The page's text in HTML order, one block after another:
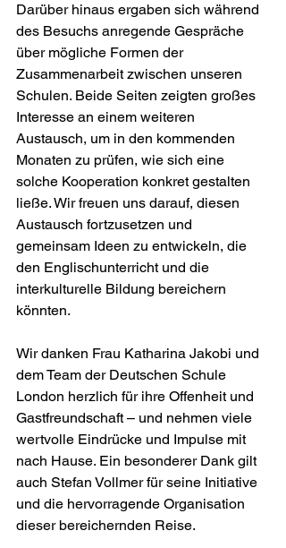
Darüber hinaus ergaben sich während
des Besuchs anregende Gespräche
über mögliche Formen der
Zusammenarbeit zwischen unseren
Schulen. Beide Seiten zeigten großes
Interesse an einem weiteren
Austausch, um in den kommenden
Monaten zu prüfen, wie sich eine
solche Kooperation konkret gestalten
ließe. Wir freuen uns darauf, diesen
Austausch fortzusetzen und
gemeinsam Ideen zu entwickeln, die
den Englischunterricht und die
interkulturelle Bildung bereichern
könnten.
Wir danken Frau Katharina Jakobi und
dem Team der Deutschen Schule
London herzlich für ihre Offenheit und
Gastfreundschaft – und nehmen viele
wertvolle Eindrücke und Impulse mit
nach Hause. Ein besonderer Dank gilt
auch Stefan Vollmer für seine Initiative
und die hervorragende Organisation
dieser bereichernden Reise.